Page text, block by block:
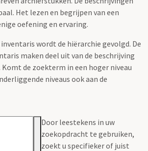
Het lezen en begrijpen van een
oefening en ervaring.
wordt de hiërarchie gevolgd. De
maken deel uit van de beschrijving
Komt de zoekterm in een hoger niveau
niveaus ook aan de
Door leestekens in uw
zoekopdracht te gebruiken,
zoekt u specifieker of juist